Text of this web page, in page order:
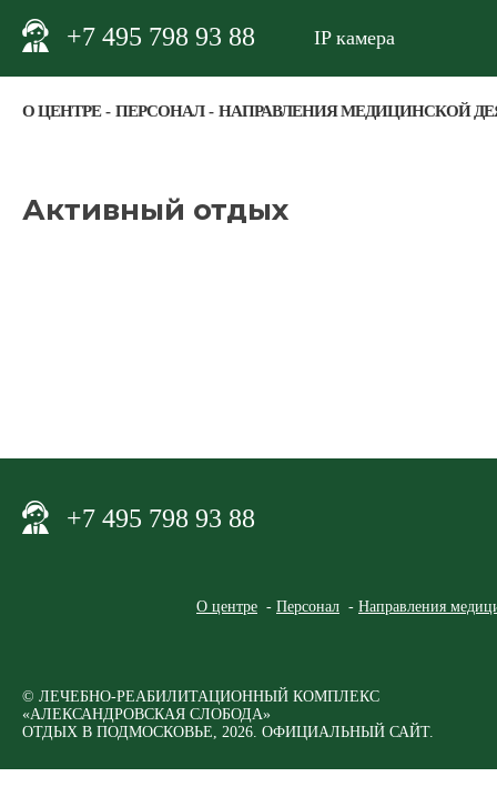
+7 495 798 93 88 IP камера
О ЦЕНТРЕ ПЕРСОНАЛ НАПРАВЛЕНИЯ МЕДИЦИНСКОЙ
Активный отдых
+7 495 798 93 88
О центре Персонал Направления
© ЛЕЧЕБНО-РЕАБИЛИТАЦИОННЫЙ КОМПЛЕКС
«АЛЕКСАНДРОВСКАЯ СЛОБОДА»
ОТДЫХ В ПОДМОСКОВЬЕ, 2026. ОФИЦИАЛЬНЫЙ САЙТ.